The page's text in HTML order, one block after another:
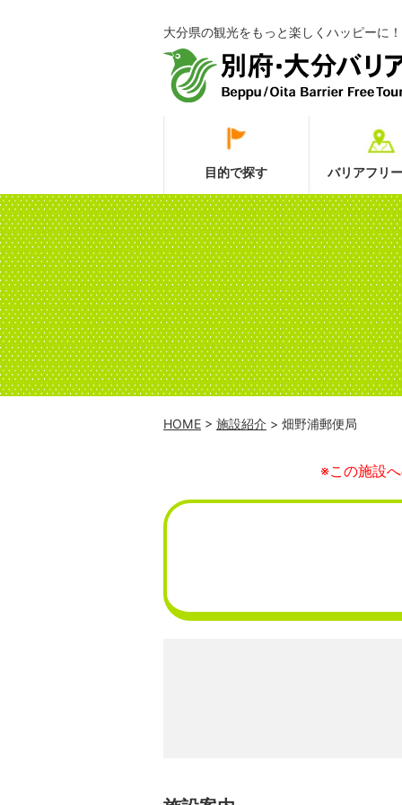
大分県の観光をもっと楽しくハッピーに！
目的で探す バリアフリ
HOME > 施設紹介 > 畑野浦郵便局
※この施設